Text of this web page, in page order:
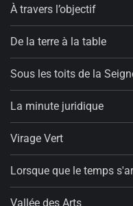
À travers l’objectif
De la terre à la table
Sous les toits de la
La minute juridique
Virage Vert
Lorsque que le temps
Vallée des Arts